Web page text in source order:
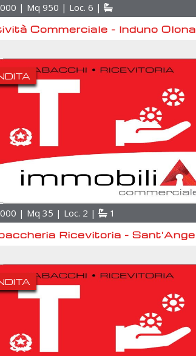
| Mq 950 | Loc. 6 |
Commerciale - Induno Olona
| Mq 35 | Loc. 2 |
1